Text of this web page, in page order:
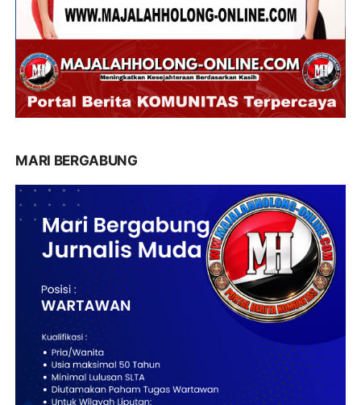
MARI BERGABUNG